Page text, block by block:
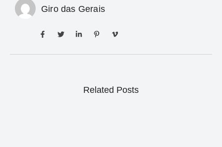
Giro das Gerais
Related Posts